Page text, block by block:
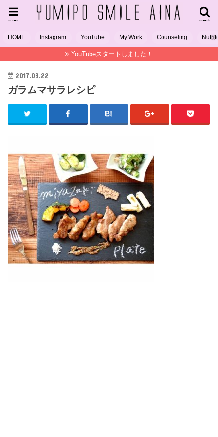
search
menu
HOME Instagram YouTube My Work Counseling
YouTubeスタートしました！
2017.08.22
ガラムマサラレシピ